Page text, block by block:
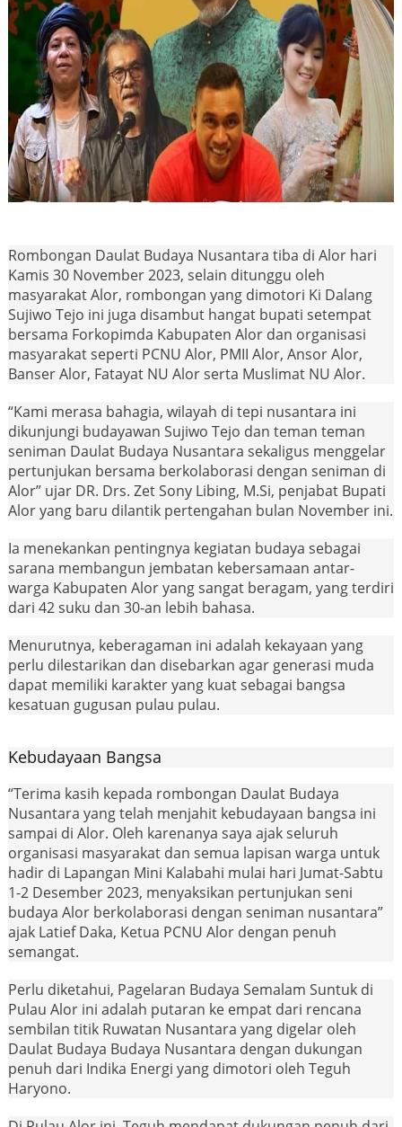
Rombongan Daulat Budaya Nusantara tiba di Alor hari
Kamis 30 November 2023, selain ditunggu oleh
masyarakat Alor, rombongan yang dimotori Ki Dalang
Sujiwo Tejo ini juga disambut hangat bupati setempat
bersama Forkopimda Kabupaten Alor dan organisasi
masyarakat seperti PCNU Alor, PMII Alor, Ansor Alor,
Banser Alor, Fatayat NU Alor serta Muslimat NU Alor.
“Kami merasa bahagia, wilayah di tepi nusantara ini
dikunjungi budayawan Sujiwo Tejo dan teman teman
seniman Daulat Budaya Nusantara sekaligus menggelar
pertunjukan bersama berkolaborasi dengan seniman di
Alor” ujar DR. Drs. Zet Sony Libing, M.Si, penjabat Bupati
Alor yang baru dilantik pertengahan bulan November ini.
Ia menekankan pentingnya kegiatan budaya sebagai
sarana membangun jembatan kebersamaan antar-
warga Kabupaten Alor yang sangat beragam, yang terdiri
dari 42 suku dan 30-an lebih bahasa.
Menurutnya, keberagaman ini adalah kekayaan yang
perlu dilestarikan dan disebarkan agar generasi muda
dapat memiliki karakter yang kuat sebagai bangsa
kesatuan gugusan pulau pulau.
Kebudayaan Bangsa
“Terima kasih kepada rombongan Daulat Budaya
Nusantara yang telah menjahit kebudayaan bangsa ini
sampai di Alor. Oleh karenanya saya ajak seluruh
organisasi masyarakat dan semua lapisan warga untuk
hadir di Lapangan Mini Kalabahi mulai hari Jumat-Sabtu
1-2 Desember 2023, menyaksikan pertunjukan seni
budaya Alor berkolaborasi dengan seniman nusantara”
ajak Latief Daka, Ketua PCNU Alor dengan penuh
semangat.
Perlu diketahui, Pagelaran Budaya Semalam Suntuk di
Pulau Alor ini adalah putaran ke empat dari rencana
sembilan titik Ruwatan Nusantara yang digelar oleh
Daulat Budaya Budaya Nusantara dengan dukungan
penuh dari Indika Energi yang dimotori oleh Teguh
Haryono.